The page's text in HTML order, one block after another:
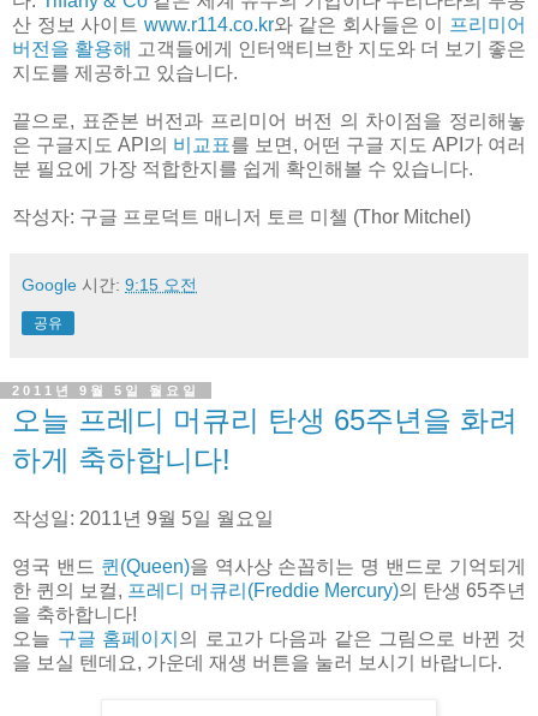
산 정보 사이트 www.r114.co.kr와 같은 회사들은 이
프리미어
버전을 활용해 고객들에게 인터액티브한 지도와 더 보기 좋은
지도를 제공하고 있습니다.
끝으로, 표준본 버전과 프리미어 버전 의 차이점을 정리해놓
은 구글지도 API의 비교표를 보면, 어떤 구글 지도 API가 여러
분 필요에 가장 적합한지를 쉽게 확인해볼 수 있습니다.
작성자: 구글 프로덕트 매니저 토르 미첼 (Thor Mitchel)
Google 시간: 9:15 오전
공유
2011년 9월 5일 월요일
오늘 프레디 머큐리 탄생 65주년을 화려
하게 축하합니다!
작성일: 2011년 9월 5일 월요일
영국 밴드 퀸(Queen)을 역사상 손꼽히는 명 밴드로 기억되게
한 퀸의 보컬, 프레디 머큐리(Freddie Mercury)의 탄생 65주년
을 축하합니다!
오늘 구글 홈페이지 의 로고가 다음과 같은 그림으로 바뀐 것
을 보실 텐데요, 가운데 재생 버튼을 눌러 보시기 바랍니다.